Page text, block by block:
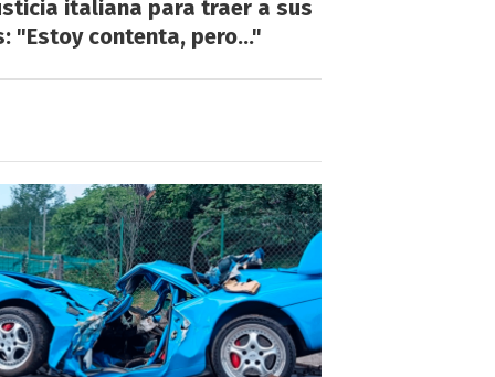
italiana para traer a sus
"Estoy contenta, pero..."